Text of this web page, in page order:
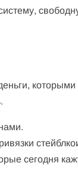
сегодня